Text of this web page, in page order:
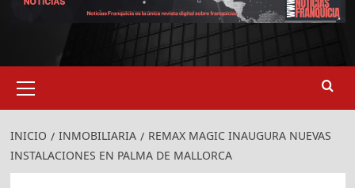
primario
INICIO INMOBILIARIA
REMAX MAGIC INAUGURA NUEVAS
INSTALACIONES EN PALMA DE MALLORCA